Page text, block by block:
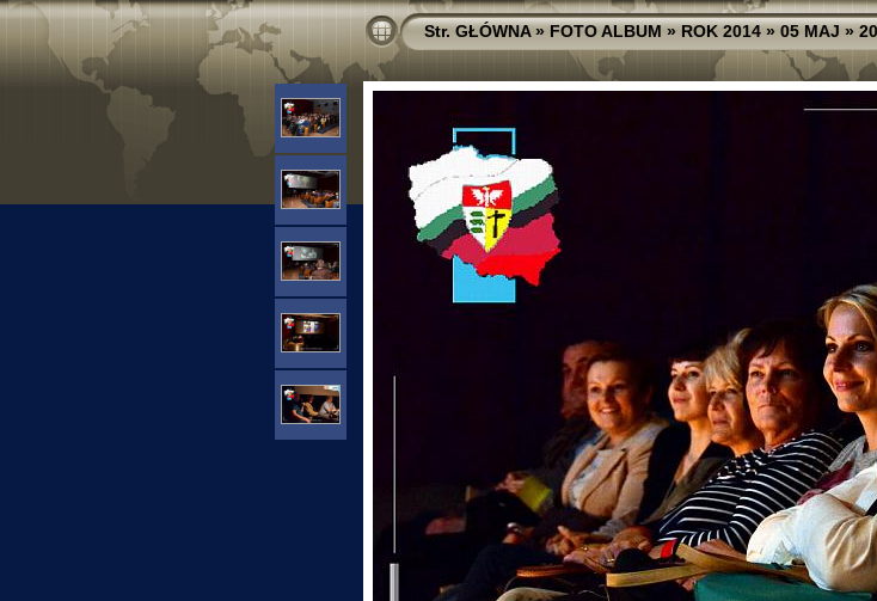
Str. GŁÓWNA»FOTO ALBUM»ROK 2014»05 MAJ»